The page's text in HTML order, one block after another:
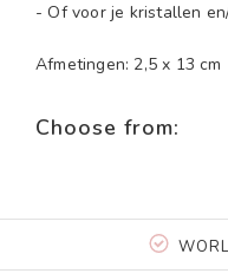
- Of voor je kristallen
Afmetingen: 2,5 x 13 cm
Choose from: